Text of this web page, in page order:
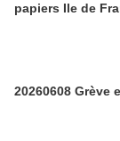
papiers Ile de
20260608 Grève